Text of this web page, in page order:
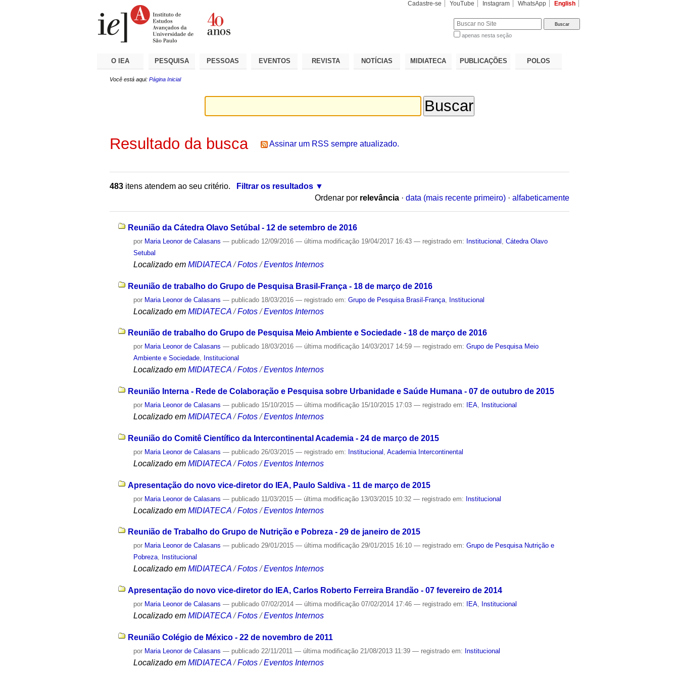
Cadastre-se YouTube Instagram WhatsApp English
apenas nesta seção
O IEA PESQUISA PESSOAS EVENTOS REVISTA NOTÍCIAS MIDIATECA PUBLICAÇÕES POLOS
Você está aqui: Página Inicial
Resultado da busca Assinar um RSS sempre atualizado.
483 itens atendem ao seu critério.
Filtrar os resultados
Ordenar por relevância · data (mais recente primeiro) · alfabeticamente
Reunião da Cátedra Olavo Setúbal - 12 de setembro de 2016
por Maria Leonor de Calasans — publicado 12/09/2016— última modificação 19/04/2017 16:43— registrado em: Institucional ,Cátedra Olavo
Setubal
Localizado em MIDIATECA /Fotos /Eventos Internos
Reunião de trabalho do Grupo de Pesquisa Brasil-França - 18 de março de 2016
por Maria Leonor de Calasans — publicado 18/03/2016— registrado em:Grupo de Pesquisa Brasil-França Institucional
Localizado em MIDIATECA /Fotos /Eventos Internos
Reunião de trabalho do Grupo de Pesquisa Meio Ambiente e Sociedade - 18 de março de 2016
por Maria Leonor de Calasans — publicado 18/03/2016— última modificação 14/03/2017 14:59— registrado em:Grupo de Pesquisa Meio
Ambiente e Sociedade, Institucional
Localizado em MIDIATECA /Fotos /Eventos Internos
Reunião Interna - Rede de Colaboração e Pesquisa sobre Urbanidade e Saúde Humana - 07 de outubro de 2015
por Maria Leonor de Calasans — publicado 15/10/2015— última modificação 15/10/2015 17:03— registrado em: IEA, Institucional
Localizado em MIDIATECA /Fotos /Eventos Internos
Reunião do Comitê Científico da Intercontinental Academia - 24 de março de 2015
por Maria Leonor de Calasans — publicado 26/03/2015— registrado em: Institucional ,Academia Intercontinental
Localizado em MIDIATECA /Fotos /Eventos Internos
Apresentação do novo vice-diretor do IEA, Paulo Saldiva - 11 de março de 2015
por Maria Leonor de Calasans — publicado 11/03/2015— última modificação 13/03/2015 10:32— registrado em: Institucional
Localizado em MIDIATECA /Fotos /Eventos Internos
Reunião de Trabalho do Grupo de Nutrição e Pobreza - 29 de janeiro de 2015
por Maria Leonor de Calasans — publicado 29/01/2015— última modificação 29/01/2015 16:10— registrado em:Grupo de Pesquisa Nutrição e
Pobreza, Institucional
Localizado em MIDIATECA /Fotos /Eventos Internos
Apresentação do novo vice-diretor do IEA, Carlos Roberto Ferreira Brandão - 07 fevereiro de 2014
por Maria Leonor de Calasans — publicado 07/02/2014— última modificação 07/02/2014 17:46— registrado em: IEA Institucional
Localizado em MIDIATECA /Fotos /Eventos Internos
Reunião Colégio de México - 22 de novembro de 2011
por Maria Leonor de Calasans — publicado 22/11/2011— última modificação 21/08/2013 11:39— registrado em: Institucional
Localizado em MIDIATECA /Fotos /Eventos Internos